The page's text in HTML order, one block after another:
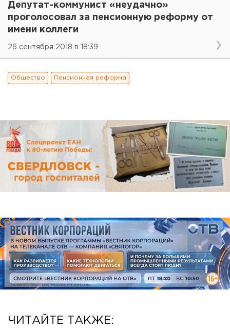
Депутат-коммунист «неудачно»
проголосовал за пенсионную реформу от
имени коллеги
26 сентября 2018 в 18:39
Общество Пенсионная реформа
ЧИТАЙТЕ ТАКЖЕ: